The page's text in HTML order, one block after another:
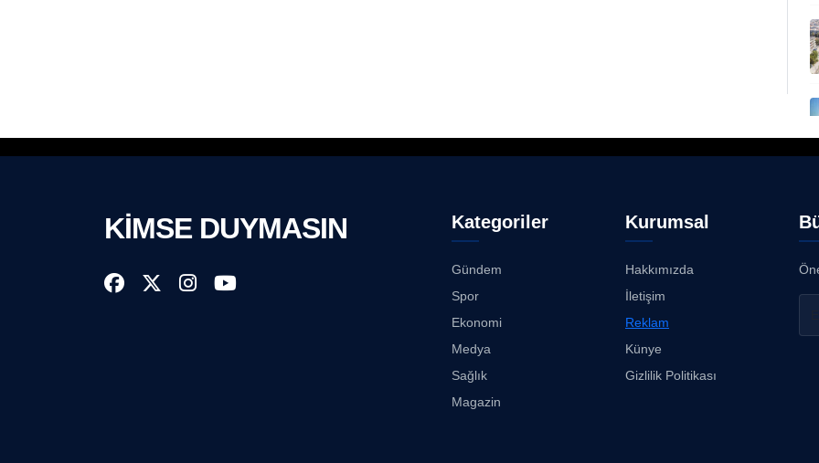
KİMSE DUYMASIN Kategoriler
Gündem
Spor
Ekonomi
Medya
Sağlık
Magazin
Kurumsal
Hakkımızda
İletişim
Reklam
Künye
Gizlilik Politikası